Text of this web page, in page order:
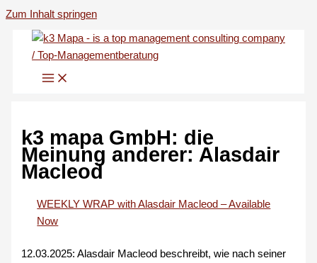
Zum Inhalt springen
k3 mapa GmbH: die
Meinung anderer: Alasdair
Macleod
WEEKLY WRAP with Alasdair Macleod – Available
Now
12.03.2025: Alasdair Macleod beschreibt, wie nach seiner